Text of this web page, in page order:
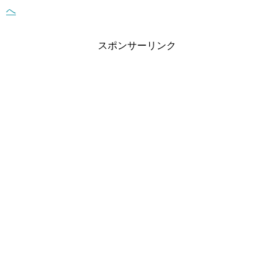
スポンサーリンク